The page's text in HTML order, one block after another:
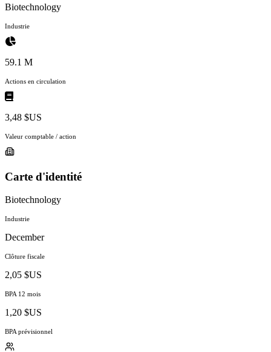
Biotechnology
Industrie
59.1 M
Actions en circulation
3,48 $US
Valeur comptable / action
Carte d'identité
Biotechnology
Industrie
December
Clôture fiscale
2,05 $US
BPA 12 mois
1,20 $US
BPA prévisionnel